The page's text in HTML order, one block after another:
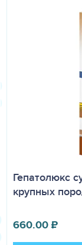
Гепатолюкс
крупных
660.00₽